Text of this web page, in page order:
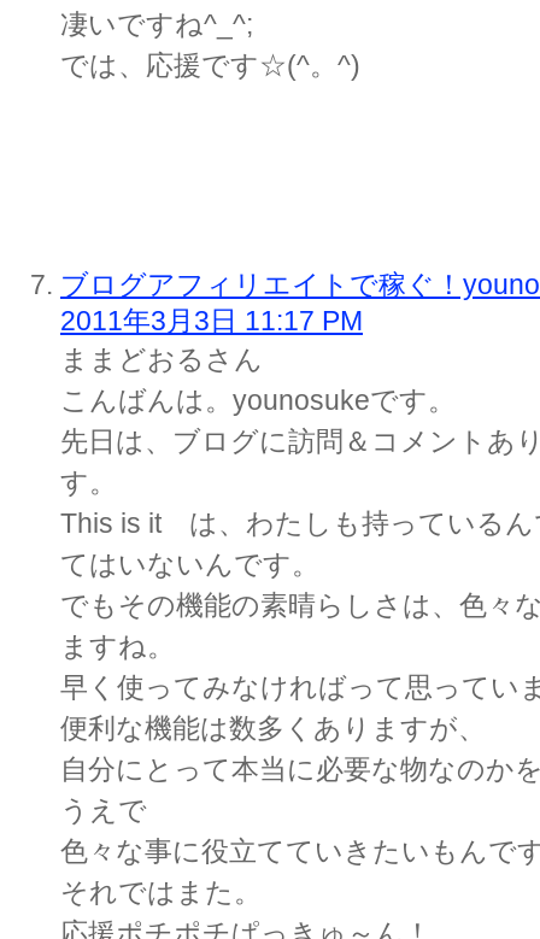
凄いですね^_^;
では、応援です☆(^。^)
ブログアフィリエイトで稼ぐ！
2011年3月3日 11:17 PM
ままどおるさん
こんばんは。younosukeです。
先日は、ブログに訪問＆コメントあ
す。
This is it は、わたしも持っているん
てはいないんです。
でもその機能の素晴らしさは、色々
ますね。
早く使ってみなければって思ってい
便利な機能は数多くありますが、
自分にとって本当に必要な物なのか
うえで
色々な事に役立てていきたいもんで
それではまた。
応援ポチポチぱっきゅ～ん！